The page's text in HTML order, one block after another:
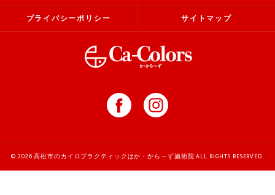
プライバシーポリシー サイトマップ
© 2026 高松市のカイロプラクティックはか・から～ず施術院 ALL RIGHTS RESERVED.